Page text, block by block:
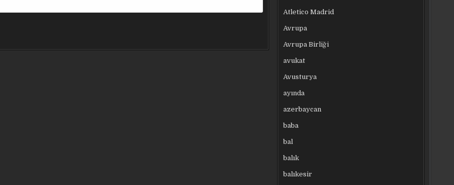
Atletico Madrid
Avrupa
Avrupa Birliği
avukat
Avusturya
ayında
azerbaycan
baba
bal
balık
balıkesir